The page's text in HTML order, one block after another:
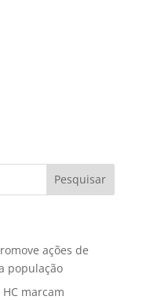
ações de
população
marcam